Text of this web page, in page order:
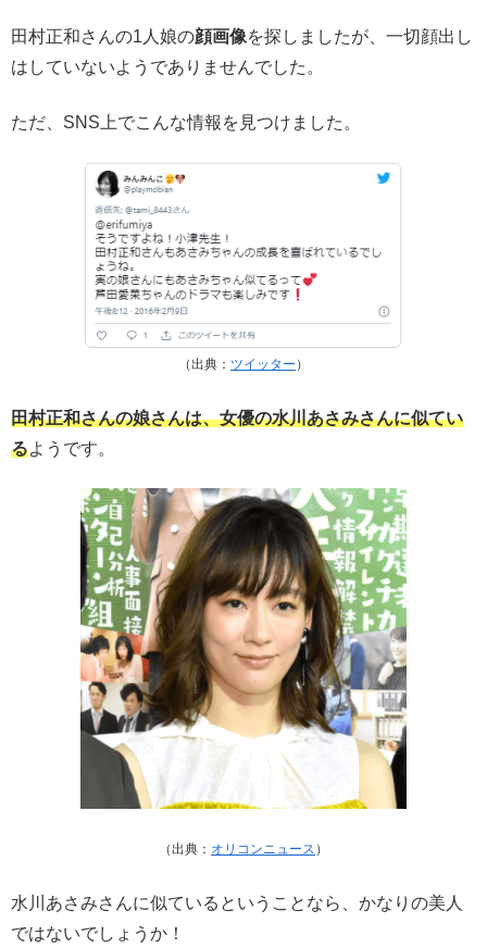
田村正和さんの1人娘の顔画像を探しましたが、一切顔出し
はしていないようでありませんでした。
ただ、SNS上でこんな情報を見つけました。
（出典： ツイッター ）
田村正和さんの娘さんは、女優の水川あさみさんに似てい
るようです。
（出典： オリコンニュース ）
水川あさみさんに似ているということなら、かなりの美人
ではないでしょうか！